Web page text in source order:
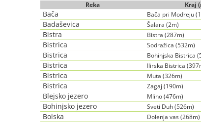
Reka Kraj
Bača Bača pri Modreju
Badaševica
Šalara (2m)
Bistra
Bistra (287m)
Bistrica
Sodražica (532m)
Bistrica
Bohinjska Bistrica
Bistrica
Ilirska Bistrica
Bistrica
Muta (326m)
Bistrica
Zagaj (190m)
Blejsko jezero
Mlino (476m)
Bohinjsko jezero
Sveti Duh (526m)
Bolska
Dolenja vas (268m)